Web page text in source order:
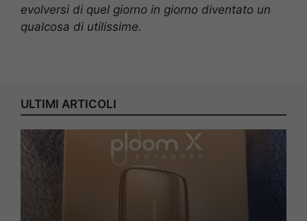
evolversi di quel giorno in giorno diventato un
qualcosa di utilissime.
ULTIMI ARTICOLI